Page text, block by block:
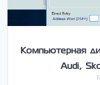
Компьютерная
Audi,